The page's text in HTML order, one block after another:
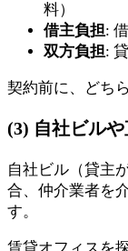
料）
借主負担:
双方負担:
契約前に、どち
(3) 自社ビル
自社ビル（貸主
合、仲介業者を
す。